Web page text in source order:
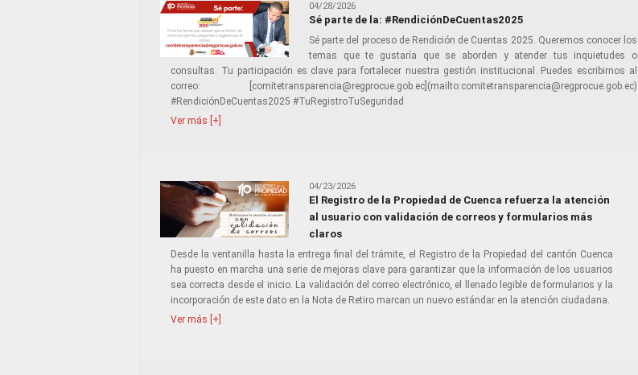
04/28/2026
Sé parte de la: #RendiciónDeCuentas2025
Sé parte del proceso de Rendición de Cuentas 2025. Queremos conocer los
temas que te gustaría que se aborden y atender tus inquietudes o
consultas. Tu participación es clave para fortalecer nuestra gestión institucional. Puedes escribirnos al
correo: [comitetransparencia@regprocue.gob.ec](mailto:comitetransparencia@regprocue.gob.ec)
#RendiciónDeCuentas2025 #TuRegistroTuSeguridad
Ver más [+]
04/23/2026
El Registro de la Propiedad de Cuenca refuerza la atención
al usuario con validación de correos y formularios más
claros
Desde la ventanilla hasta la entrega final del trámite, el Registro de la Propiedad del cantón Cuenca
ha puesto en marcha una serie de mejoras clave para garantizar que la información de los usuarios
sea correcta desde el inicio. La validación del correo electrónico, el llenado legible de formularios y la
incorporación de este dato en la Nota de Retiro marcan un nuevo estándar en la atención ciudadana.
Ver más [+]